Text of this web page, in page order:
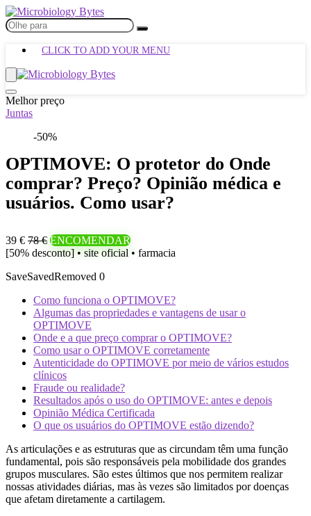
CLICK TO ADD YOUR MENU
Melhor preço
Juntas
-50%
OPTIMOVE: O protetor do Onde
comprar? Preço? Opinião médica e
usuários. Como usar?
39 € 78 € ENCOMENDAR
[50% desconto] • site oficial • farmacia
SaveSavedRemoved 0
Como funciona o OPTIMOVE?
Algumas das propriedades e vantagens de usar o
OPTIMOVE
Onde e a que preço comprar o OPTIMOVE?
Como usar o OPTIMOVE corretamente
Autenticidade do OPTIMOVE por meio de vários estudos
clínicos
Fraude ou realidade?
Resultados após o uso do OPTIMOVE: antes e depois
Opinião Médica Certificada
O que os usuários do OPTIMOVE estão dizendo?
As articulações e as estruturas que as circundam têm uma função
fundamental, pois são responsáveis ​​pela mobilidade dos grandes
grupos musculares. São estes últimos que nos permitem realizar
nossas atividades diárias, mas às vezes são limitados por doenças
que afetam diretamente a cartilagem.